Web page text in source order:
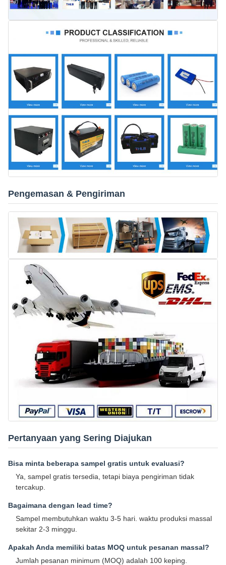
Pengemasan & Pengiriman
Pertanyaan yang Sering Diajukan
Bisa minta beberapa sampel gratis untuk evaluasi?
Ya, sampel gratis tersedia, tetapi biaya pengiriman tidak
tercakup.
Bagaimana dengan lead time?
Sampel membutuhkan waktu 3-5 hari. waktu produksi massal
sekitar 2-3 minggu.
Apakah Anda memiliki batas MOQ untuk pesanan massal?
Jumlah pesanan minimum (MOQ) adalah 100 keping.